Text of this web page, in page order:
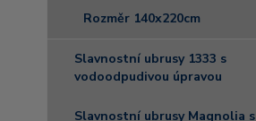
Rozměr 140x220cm
Slavnostní ubrusy 1333 s
vodoodpudivou úpravou
Slavnostní ubrusy Magnolia s